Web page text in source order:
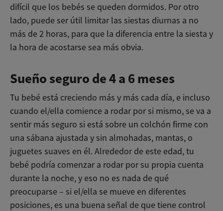
difícil que los bebés se queden dormidos. Por otro
lado, puede ser útil limitar las siestas diurnas a no
más de 2 horas, para que la diferencia entre la siesta y
la hora de acostarse sea más obvia.
Sueño seguro de 4 a 6 meses
Tu bebé está creciendo más y más cada día, e incluso
cuando el/ella comience a rodar por si mismo, se va a
sentir más seguro si está sobre un colchón firme con
una sábana ajustada y sin almohadas, mantas, o
juguetes suaves en él. Alrededor de este edad, tu
bebé podría comenzar a rodar por su propia cuenta
durante la noche, y eso no es nada de qué
preocuparse – si el/ella se mueve en diferentes
posiciones, es una buena señal de que tiene control